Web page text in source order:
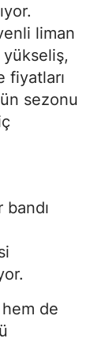
liman
fiyatları
sezonu
de